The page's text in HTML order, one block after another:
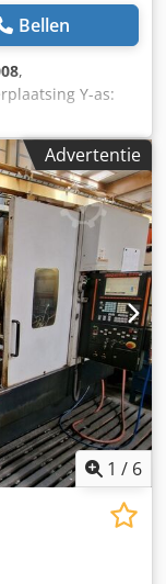
Bellen
,
Y-as:
HB
2008, inclusief
Z-810, X-1000, Y-
1
Advertentie
1 / 6